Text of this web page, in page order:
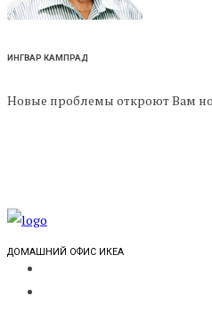
ИНГВАР КАМПРАД
Новые проблемы откроют Вам
ДОМАШНИЙ ОФИС ИКЕА